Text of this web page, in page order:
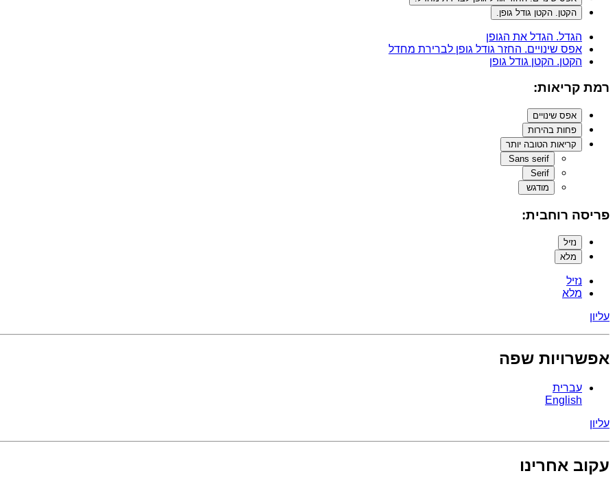
הקטן . הקטן גודל גופן.
הגדל. הגדל את הגופן
אפס שינויים. החזר גודל גופן לברירת מחדל
הקטן. הקטן גודל גופן
רמת קריאות:
אפס שינויים
פחות בהירות
קריאות הטובה יותר
Sans serif
Serif
מודגש
פריסה רוחבית:
נזיל
מלא
נזיל
מלא
עליון
אפשרויות שפה
עברית
English
עליון
עקוב אחרינו